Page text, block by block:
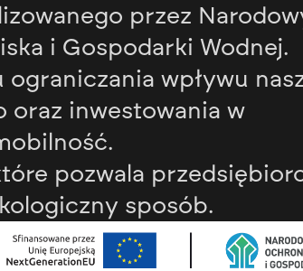
przez
i Gospodarki Wodnej.
wpływu
oraz inwestowania w
pozwala
sposób.